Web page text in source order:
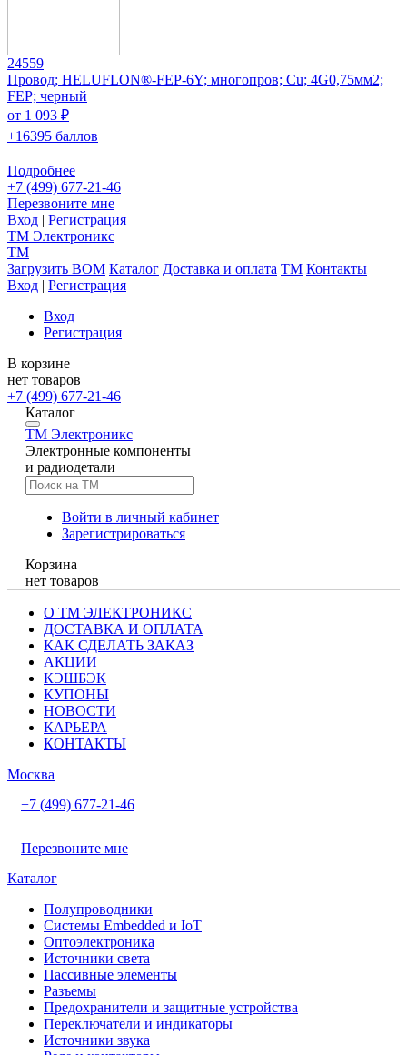
24559
Провод; HELUFLON®-FEP-6Y; многопров; Cu; 4G0,75мм2;
FEP; черный
от 1 093 ₽
+16395 баллов
Подробнее
+7 (499) 677-21-46
Перезвоните мне
Вход
Регистрация
TM Электроникс
TM
Загрузить BOM Каталог Доставка и оплата TM Контакты
Вход
Регистрация
Вход
Регистрация
В корзине
нет товаров
+7 (499) 677-21-46
Каталог
TM Электроникс
Электронные компоненты
и радиодетали
Войти в личный кабинет
Зарегистрироваться
Корзина
нет товаров
О ТМ ЭЛЕКТРОНИКС
ДОСТАВКА И ОПЛАТА
КАК СДЕЛАТЬ ЗАКАЗ
АКЦИИ
КЭШБЭК
КУПОНЫ
НОВОСТИ
КАРЬЕРА
КОНТАКТЫ
Москва
+7 (499) 677-21-46
Перезвоните мне
Каталог
Полупроводники
Системы Embedded и IoT
Oптоэлектроника
Источники света
Пассивные элементы
Разъeмы
Предохранители и защитные устройства
Переключатели и индикаторы
Источники звука